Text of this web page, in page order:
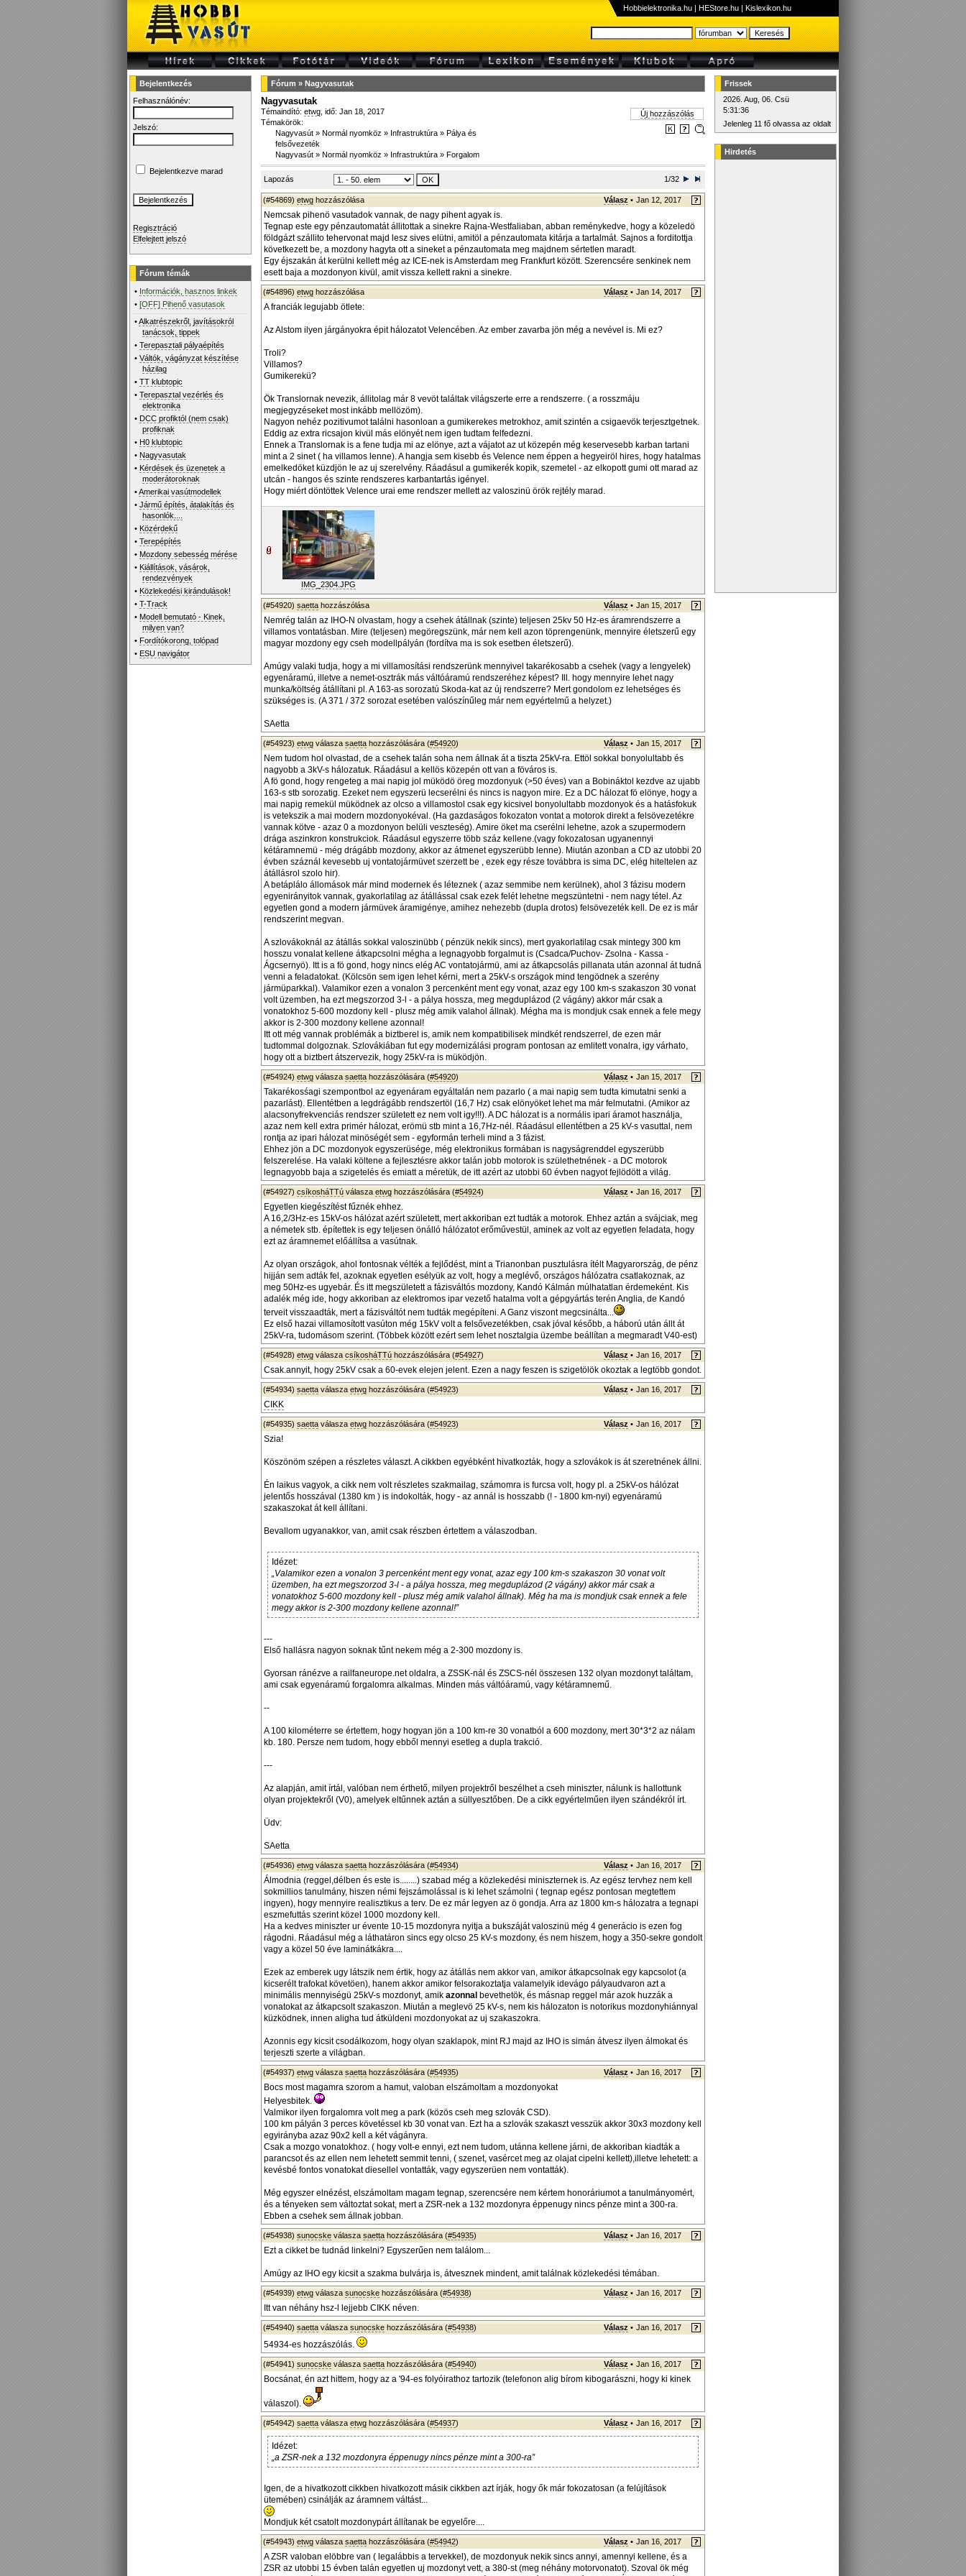
Hobbielektronika.hu | HEStore.hu | Kislexikon.hu
Bejelentkezés
Felhasználónév:
Jelszó:
Bejelentkezve marad
Regisztráció
Elfelejtett jelszó
Fórum témák
• Információk, hasznos linkek
•[OFF] Pihenő vasutasok
•Alkatrészekről, javításokról
tanácsok, tippek
•Terepasztali pályaépítés
•Váltók, vágányzat készítése
házilag
•TT klubtopic
•Terepasztal vezérlés és
elektronika
• DCC profiktól (nem csak)
profiknak
• H0 klubtopic
• Nagyvasutak
• Kérdések és üzenetek a
moderátoroknak
•Amerikai vasútmodellek
•Jármű építés, átalakítás és
hasonlók....
• Közérdekű
•Terepépítés
• Mozdony sebesség mérése
• Kiállítások, vásárok,
rendezvények
• Közlekedési kirándulások!
•T-Track
• Modell bemutató - Kinek,
milyen van?
• Fordítókorong, tolópad
• ESU navigátor
Fórum » Nagyvasutak
Nagyvasutak
Témaindító: etwg , idő: Jan 18, 2017
Témakörök:
Nagyvasút » Normál nyomköz » Infrastruktúra » Pálya és
felsővezeték
Nagyvasút » Normál nyomköz » Infrastruktúra » Forgalom
Új hozzászólás
Lapozás 1/32
(#54869) etwg hozzászólása Válasz • Jan 12, 2017
Nemcsak pihenö vasutadok vannak, de nagy pihent agyak is.
Tegnap este egy pénzautomatát állitottak a sinekre Rajna-Westfaliaban, abban reménykedve, hogy a közeledö
földgázt szállito tehervonat majd lesz sives elütni, amitöl a pénzautomata kitárja a tartalmát. Sajnos a forditottja
következett be, a mozdony hagyta ott a sineket a pénzautomata meg majdnem sértetlen maradt.
Egy éjszakán át kerülni kellett még az ICE-nek is Amsterdam meg Frankfurt között. Szerencsére senkinek nem
esett baja a mozdonyon kivül, amit vissza kellett rakni a sinekre.
(#54896) etwg hozzászólása Válasz • Jan 14, 2017
A franciák legujabb ötlete:
Az Alstom ilyen járgányokra épit hálozatot Velencében. Az ember zavarba jön még a nevével is. Mi ez?
Troli?
Villamos?
Gumikerekü?
Ök Translornak nevezik, állitolag már 8 vevöt találtak világszerte erre a rendszerre. ( a rosszmáju
megjegyzéseket most inkább mellözöm).
Nagyon nehéz pozitivumot találni hasonloan a gumikerekes metrokhoz, amit szintén a csigaevök terjesztgetnek.
Eddig az extra ricsajon kivül más elönyét nem igen tudtam felfedezni.
Ennek a Translornak is a fene tudja mi az elönye, azt a vájatot az ut közepén még keservesebb karban tartani
mint a 2 sinet ( ha villamos lenne). A hangja sem kisebb és Velence nem éppen a hegyeiröl hires, hogy hatalmas
emelkedöket küzdjön le az uj szerelvény. Ráadásul a gumikerék kopik, szemetel - az elkopott gumi ott marad az
utcán - hangos és szinte rendszeres karbantartás igényel.
Hogy miért döntöttek Velence urai eme rendszer mellett az valoszinü örök rejtély marad.
IMG_2304.JPG
(#54920) saetta hozzászólása Válasz • Jan 15, 2017
Nemrég talán az IHO-N olvastam, hogy a csehek átállnak (szinte) teljesen 25kv 50 Hz-es áramrendszerre a
villamos vontatásban. Mire (teljesen) megöregszünk, már nem kell azon töprengenünk, mennyire életszerű egy
magyar mozdony egy cseh modellpályán (fordítva ma is sok esetben életszerű).
Amúgy valaki tudja, hogy a mi villamosítási rendszerünk mennyivel takarékosabb a csehek (vagy a lengyelek)
egyenáramú, illetve a nemet-osztrák más váltóáramú rendszeréhez képest? Ill. hogy mennyire lehet nagy
munka/költség átállítani pl. A 163-as sorozatú Skoda-kat az új rendszerre? Mert gondolom ez lehetséges és
szükséges is. (A 371 / 372 sorozat esetében valószínűleg már nem egyértelmű a helyzet.)
SAetta
(#54923) etwg válasza saetta hozzászólására (#54920) Válasz • Jan 15, 2017
Nem tudom hol olvastad, de a csehek talán soha nem állnak át a tiszta 25kV-ra. Ettöl sokkal bonyolultabb és
nagyobb a 3kV-s hálozatuk. Ráadásul a kellös közepén ott van a föváros is.
A fö gond, hogy rengeteg a mai napig jol müködö öreg mozdonyuk (>50 éves) van a Bobináktol kezdve az ujabb
163-s stb sorozatig. Ezeket nem egyszerü lecserélni és nincs is nagyon mire. Ez a DC hálozat fö elönye, hogy a
mai napig remekül müködnek az olcso a villamostol csak egy kicsivel bonyolultabb mozdonyok és a hatásfokuk
is vetekszik a mai modern mozdonyokéval. (Ha gazdaságos fokozaton vontat a motorok direkt a felsövezetékre
vannak kötve - azaz 0 a mozdonyon belüli veszteség). Amire öket ma cserélni lehetne, azok a szupermodern
drága aszinkron konstrukciok. Ráadásul egyszerre több száz kellene.(vagy fokozatosan ugyanennyi
kétáramnemü - még drágább mozdony, akkor az átmenet egyszerübb lenne). Miután azonban a CD az utobbi 20
évben száznál kevesebb uj vontatojármüvet szerzett be , ezek egy része továbbra is sima DC, elég hiteltelen az
átállásrol szolo hir).
A betáplálo állomások már mind modernek és léteznek ( azaz semmibe nem kerülnek), ahol 3 fázisu modern
egyenirányitok vannak, gyakorlatilag az átállással csak ezek felét lehetne megszüntetni - nem nagy tétel. Az
egyetlen gond a modern jármüvek áramigénye, amihez nehezebb (dupla drotos) felsövezeték kell. De ez is már
rendszerint megvan.
A szlovákoknál az átállás sokkal valoszinübb ( pénzük nekik sincs), mert gyakorlatilag csak mintegy 300 km
hosszu vonalat kellene átkapcsolni mégha a legnagyobb forgalmut is (Csadca/Puchov- Zsolna - Kassa -
Ágcsernyö). Itt is a fö gond, hogy nincs elég AC vontatojármü, ami az átkapcsolás pillanata után azonnal át tudná
venni a feladatokat. (Kölcsön sem igen lehet kérni, mert a 25kV-s országok mind tengödnek a szerény
jármüparkkal). Valamikor ezen a vonalon 3 percenként ment egy vonat, azaz egy 100 km-s szakaszon 30 vonat
volt üzemben, ha ezt megszorzod 3-l - a pálya hossza, meg megduplázod (2 vágány) akkor már csak a
vonatokhoz 5-600 mozdony kell - plusz még amik valahol állnak). Mégha ma is mondjuk csak ennek a fele megy
akkor is 2-300 mozdony kellene azonnal!
Itt ott még vannak problémák a biztberel is, amik nem kompatibilisek mindkét rendszerrel, de ezen már
tudtommal dolgoznak. Szlovákiában fut egy modernizálási program pontosan az emlitett vonalra, igy várhato,
hogy ott a biztbert átszervezik, hogy 25kV-ra is müködjön.
(#54924) etwg válasza saetta hozzászólására (#54920) Válasz • Jan 15, 2017
Takarékosśagi szempontbol az egyenáram egyáltalán nem pazarlo ( a mai napig sem tudta kimutatni senki a
pazarlást). Ellentétben a legdrágább rendszertöl (16,7 Hz) csak elönyöket lehet ma már felmutatni. (Amikor az
alacsonyfrekvenciás rendszer született ez nem volt igy!!!). A DC hálozat is a normális ipari áramot használja,
azaz nem kell extra primér hálozat, erömü stb mint a 16,7Hz-nél. Ráadásul ellentétben a 25 kV-s vasuttal, nem
rontja az ipari hálozat minöségét sem - egyformán terheli mind a 3 fázist.
Ehhez jön a DC mozdonyok egyszerüsége, még elektronikus formában is nagyságrenddel egyszerübb
felszerelése. Ha valaki költene a fejlesztésre akkor talán jobb motorok is születhetnének - a DC motorok
legnagyobb baja a szigetelés és emiatt a méretük, de itt azért az utobbi 60 évben nagyot fejlödött a világ.
(#54927) csíkosháTTú válasza etwg hozzászólására (#54924) Válasz • Jan 16, 2017
Egyetlen kiegészítést fűznék ehhez.
A 16,2/3Hz-es 15kV-os hálózat azért született, mert akkoriban ezt tudták a motorok. Ehhez aztán a svájciak, meg
a németek stb. építettek is egy teljesen önálló hálózatot erőművestül, aminek az volt az egyetlen feladata, hogy
ezt az áramnemet előállítsa a vasútnak.
Az olyan országok, ahol fontosnak vélték a fejlődést, mint a Trianonban pusztulásra ítélt Magyarország, de pénz
hijján sem adták fel, azoknak egyetlen esélyük az volt, hogy a meglévő, országos hálózatra csatlakoznak, az
meg 50Hz-es ugyebár. És itt megszületett a fázisváltós mozdony, Kandó Kálmán múlhatatlan érdemeként. Kis
adalék még ide, hogy akkoriban az elektromos ipar vezető hatalma volt a gépgyártás terén Anglia, de Kandó
terveit visszaadták, mert a fázisváltót nem tudták megépíteni. A Ganz viszont megcsinálta...
Ez első hazai villamosított vasúton még 15kV volt a felsővezetékben, csak jóval később, a háború után állt át
25kV-ra, tudomásom szerint. (Többek között ezért sem lehet nosztalgia üzembe beállítan a megmaradt V40-est)
(#54928) etwg válasza csíkosháTTú hozzászólására (#54927) Válasz • Jan 16, 2017
Csak.annyit, hogy 25kV csak a 60-evek elejen jelent. Ezen a nagy feszen is szigetölök okoztak a legtöbb gondot.
(#54934) saetta válasza etwg hozzászólására (#54923) Válasz • Jan 16, 2017
CIKK
(#54935) saetta válasza etwg hozzászólására (#54923) Válasz • Jan 16, 2017
Szia!
Köszönöm szépen a részletes választ. A cikkben egyébként hivatkozták, hogy a szlovákok is át szeretnének állni.
Én laikus vagyok, a cikk nem volt részletes szakmailag, számomra is furcsa volt, hogy pl. a 25kV-os hálózat
jelentős hosszával (1380 km ) is indokolták, hogy - az annál is hosszabb (! - 1800 km-nyi) egyenáramú
szakaszokat át kell állítani.
Bevallom ugyanakkor, van, amit csak részben értettem a válaszodban.
Idézet:
„Valamikor ezen a vonalon 3 percenként ment egy vonat, azaz egy 100 km-s szakaszon 30 vonat volt
üzemben, ha ezt megszorzod 3-l - a pálya hossza, meg megduplázod (2 vágány) akkor már csak a
vonatokhoz 5-600 mozdony kell - plusz még amik valahol állnak). Még ha ma is mondjuk csak ennek a fele
megy akkor is 2-300 mozdony kellene azonnal!”
---
Első hallásra nagyon soknak tűnt nekem még a 2-300 mozdony is.
Gyorsan ránézve a railfaneurope.net oldalra, a ZSSK-nál és ZSCS-nél összesen 132 olyan mozdonyt találtam,
ami csak egyenáramú forgalomra alkalmas. Minden más váltóáramú, vagy kétáramnemű.
--
A 100 kilométerre se értettem, hogy hogyan jön a 100 km-re 30 vonatból a 600 mozdony, mert 30*3*2 az nálam
kb. 180. Persze nem tudom, hogy ebből mennyi esetleg a dupla trakció.
---
Az alapján, amit írtál, valóban nem érthető, milyen projektről beszélhet a cseh miniszter, nálunk is hallottunk
olyan projektekről (V0), amelyek eltűnnek aztán a süllyesztőben. De a cikk egyértelműen ilyen szándékról írt.
Üdv:
SAetta
(#54936) etwg válasza saetta hozzászólására (#54934) Válasz • Jan 16, 2017
Álmodnia (reggel,délben és este is........) szabad még a közlekedési miniszternek is. Az egész tervhez nem kell
sokmillios tanulmány, hiszen némi fejszámolással is ki lehet számolni ( tegnap egész pontosan megtettem
ingyen), hogy mennyire realisztikus a terv. De ez már legyen az ö gondja. Arra az 1800 km-s hálozatra a tegnapi
eszmefuttás szerint közel 1000 mozdony kell.
Ha a kedves miniszter ur évente 10-15 mozdonyra nyitja a bukszáját valoszinü még 4 generácio is ezen fog
rágodni. Ráadásul még a láthatáron sincs egy olcso 25 kV-s mozdony, és nem hiszem, hogy a 350-sekre gondolt
vagy a közel 50 éve laminátkákra....
Ezek az emberek ugy látszik nem értik, hogy az átállás nem akkor van, amikor átkapcsolnak egy kapcsolot (a
kicserélt trafokat követöen), hanem akkor amikor felsorakoztatja valamelyik idevágo pályaudvaron azt a
minimális mennyiségü 25kV-s mozdonyt, amik azonnal bevethetök, és másnap reggel már azok huzzák a
vonatokat az átkapcsolt szakaszon. Miután a meglevö 25 kV-s, nem kis hálozaton is notorikus mozdonyhiánnyal
küzködnek, innen aligha tud átküldeni mozdonyokat az uj szakaszokra.
Azonnis egy kicsit csodálkozom, hogy olyan szaklapok, mint RJ majd az IHO is simán átvesz ilyen álmokat és
terjeszti szerte a világban.
(#54937) etwg válasza saetta hozzászólására (#54935) Válasz • Jan 16, 2017
Bocs most magamra szorom a hamut, valoban elszámoltam a mozdonyokat
Helyesbitek.
Valmikor ilyen forgalomra volt meg a park (közös cseh meg szlovák CSD).
100 km pályán 3 perces követéssel kb 30 vonat van. Ezt ha a szlovák szakaszt vesszük akkor 30x3 mozdony kell
egyirányba azaz 90x2 kell a két vágányra.
Csak a mozgo vonatokhoz. ( hogy volt-e ennyi, ezt nem tudom, utánna kellene járni, de akkoriban kiadták a
parancsot és az ellen nem lehetett semmit tenni, ( szenet, vasércet meg az olajat cipelni kellett),illetve lehetett: a
kevésbé fontos vonatokat diesellel vontatták, vagy egyszerüen nem vontatták).
Még egyszer elnézést, elszámoltam magam tegnap, szerencsére nem kértem honoráriumot a tanulmányomért,
és a tényeken sem változtat sokat, mert a ZSR-nek a 132 mozdonyra éppenugy nincs pénze mint a 300-ra.
Ebben a csehek sem állnak jobban.
(#54938) sunocske válasza saetta hozzászólására (#54935) Válasz • Jan 16, 2017
Ezt a cikket be tudnád linkelni? Egyszerűen nem találom...
Amúgy az IHO egy kicsit a szakma bulvárja is, átvesznek mindent, amit találnak közlekedési témában.
(#54939) etwg válasza sunocske hozzászólására (#54938) Válasz • Jan 16, 2017
Itt van néhány hsz-l lejjebb CIKK néven.
(#54940) saetta válasza sunocske hozzászólására (#54938) Válasz • Jan 16, 2017
54934-es hozzászólás.
(#54941) sunocske válasza saetta hozzászólására (#54940) Válasz • Jan 16, 2017
Bocsánat, én azt hittem, hogy az a '94-es folyóirathoz tartozik (telefonon alig bírom kibogarászni, hogy ki kinek
válaszol).
(#54942) saetta válasza etwg hozzászólására (#54937) Válasz • Jan 16, 2017
Idézet:
„a ZSR-nek a 132 mozdonyra éppenugy nincs pénze mint a 300-ra”
Igen, de a hivatkozott cikkben hivatkozott másik cikkben azt írják, hogy ők már fokozatosan (a felújítások
ütemében) csinálják az áramnem váltást...
Mondjuk két csatolt mozdonypárt állítanak be egyelőre....
(#54943) etwg válasza saetta hozzászólására (#54942) Válasz • Jan 16, 2017
A ZSR valoban elöbbre van ( legalábbis a tervekkel), de mozdonyuk nekik sincs annyi, amennyi kellene, és a
ZSR az utobbi 15 évben talán egyetlen uj mozdonyt vett, a 380-st (meg néhány motorvonatot). Szoval ök még
Frissek
2026. Aug, 06. Csü
5:31:36
Jelenleg 11 fő olvassa az oldalt
Hirdetés